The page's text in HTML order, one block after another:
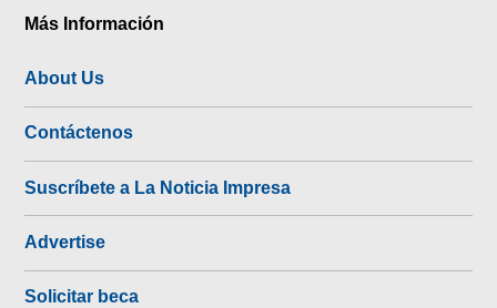
Más Información
About Us
Contáctenos
Suscríbete a La Noticia Impresa
Advertise
Solicitar beca